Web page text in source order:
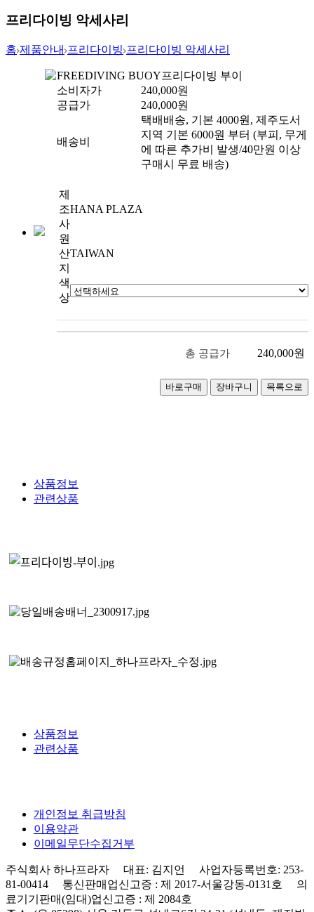
프리다이빙 악세사리
홈 제품안내 프리다이빙 프리다이빙 악세사리
FREEDIVING BUOY프리다이빙 부이
소비자가
240,000원
공급가
240,000원
배송비
택배배송, 기본 4000원, 제주도서
지역 기본 6000원 부터 (부피, 무게
에 따른 추가비 발생/40만원 이상
구매시 무료 배송)
제
조
사
HANA PLAZA
원
산
지
TAIWAN
색
상
총 공급가 240,000원
상품정보
관련상품
상품정보
관련상품
개인정보 취급방침
이용약관
이메일무단수집거부
주식회사 하나프라자 대표: 김지언 사업자등록번호: 253-
81-00414 통신판매업신고증 : 제 2017-서울강동-0131호 의
료기기판매(임대)업신고증 : 제 2084호